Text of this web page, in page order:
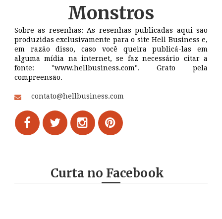
Monstros
Sobre as resenhas: As resenhas publicadas aqui são
produzidas exclusivamente para o site Hell Business e,
em razão disso, caso você queira publicá-las em
alguma mídia na internet, se faz necessário citar a
fonte: "www.hellbusiness.com". Grato pela
compreensão.
contato@hellbusiness.com
Curta no Facebook